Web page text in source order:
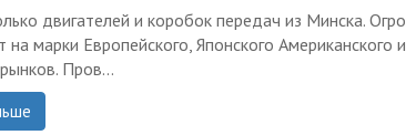
двигателей и коробок передач из Минска.
на марки Европейского, Японского Американского и
Пров...